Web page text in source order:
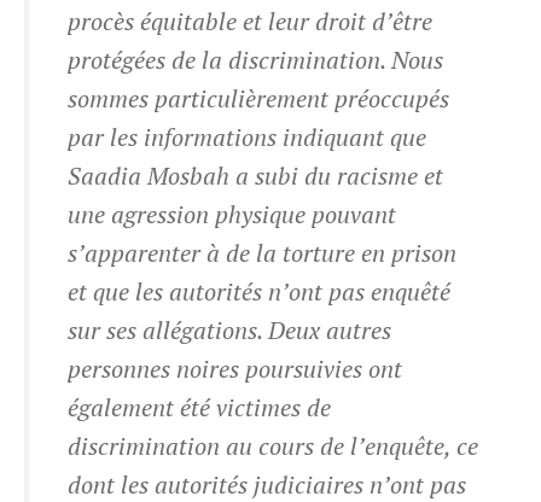
procès équitable et leur droit d’être
protégées de la discrimination. Nous
sommes particulièrement préoccupés
par les informations indiquant que
Saadia Mosbah a subi du racisme et
une agression physique pouvant
s’apparenter à de la torture en prison
et que les autorités n’ont pas enquêté
sur ses allégations. Deux autres
personnes noires poursuivies ont
également été victimes de
discrimination au cours de l’enquête, ce
dont les autorités judiciaires n’ont pas